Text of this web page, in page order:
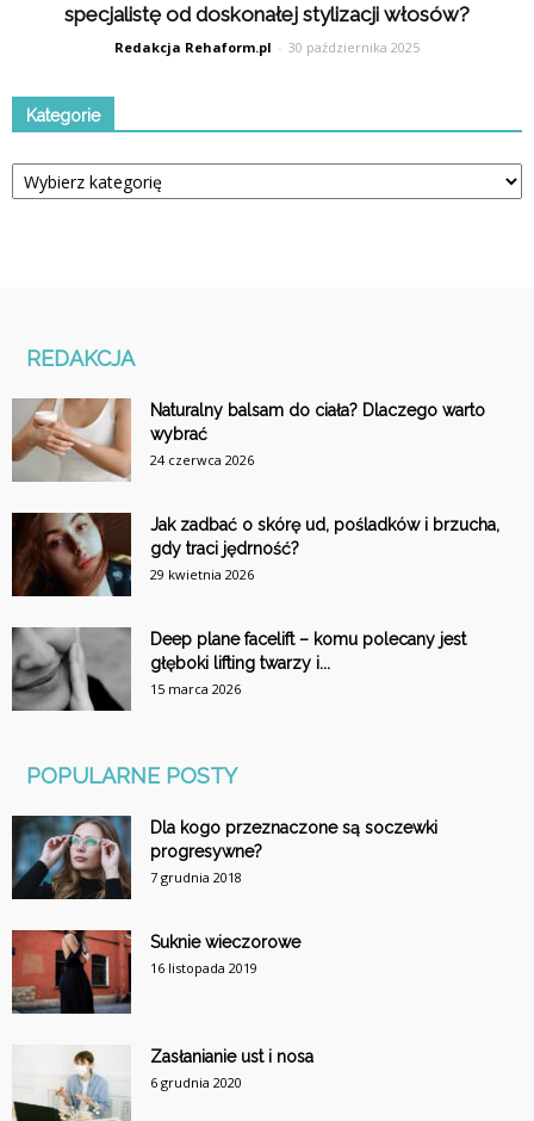
specjalistę od doskonałej stylizacji włosów?
Redakcja Rehaform.pl - 30 października 2025
Kategorie
Kategorie
REDAKCJA
Naturalny balsam do ciała? Dlaczego warto
wybrać
24 czerwca 2026
Jak zadbać o skórę ud, pośladków i brzucha,
gdy traci jędrność?
29 kwietnia 2026
Deep plane facelift – komu polecany jest
głęboki lifting twarzy i...
15 marca 2026
POPULARNE POSTY
Dla kogo przeznaczone są soczewki
progresywne?
7 grudnia 2018
Suknie wieczorowe
16 listopada 2019
Zasłanianie ust i nosa
6 grudnia 2020